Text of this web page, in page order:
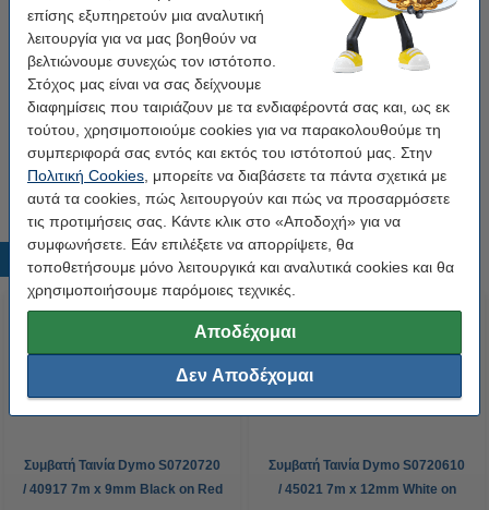
επίσης εξυπηρετούν μια αναλυτική
λειτουργία για να μας βοηθούν να
βελτιώνουμε συνεχώς τον ιστότοπο.
Στόχος μας είναι να σας δείχνουμε
διαφημίσεις που ταιριάζουν με τα ενδιαφέροντά σας και, ως εκ
τούτου, χρησιμοποιούμε cookies για να παρακολουθούμε τη
συμπεριφορά σας εντός και εκτός του ιστότοπού μας. Στην
Πολιτική Cookies , μπορείτε να διαβάσετε τα πάντα σχετικά με
αυτά τα cookies, πώς λειτουργούν και πώς να προσαρμόσετε
τις προτιμήσεις σας. Κάντε κλικ στο «Αποδοχή» για να
συμφωνήσετε. Εάν επιλέξετε να απορρίψετε, θα
τοποθετήσουμε μόνο λειτουργικά και αναλυτικά cookies και θα
χρησιμοποιήσουμε παρόμοιες τεχνικές.
Αποδέχομαι
Δεν Αποδέχομαι
Κατηγορία: αυτοκόλλητο
Κωδικός πρ.: 088003
Κωδικός: 43610
Tip
Προτίμησε την έκδοση 123ink αντί για την original ταινία!
Δημοφιλή προϊόντα
Συμβατή Ταινία Dymo S0720720
/ 40917 7m x 9mm Black on Red
Συμβατή Ταινία Dymo S0720610
/ 45021 7m x 12mm White on